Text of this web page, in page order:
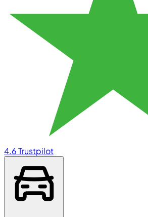
4.6Trustpilot